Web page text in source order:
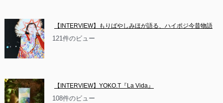
【INTERVIEW】もりばやしみほが語る、ハイポジ今昔物語
121件のビュー
【INTERVIEW】YOKO.T『La Vida』
108件のビュー